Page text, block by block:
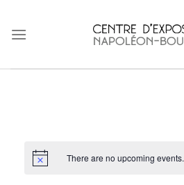
content
There are no upcoming events.